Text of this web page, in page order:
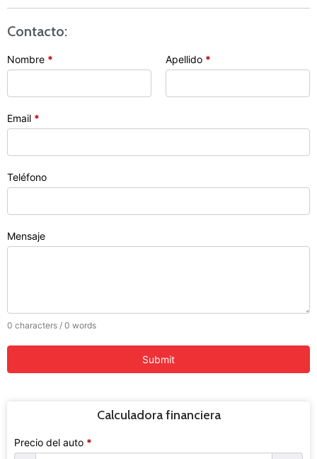
Contacto:
Nombre * Apellido *
Email *
Teléfono
Mensaje
0 characters / 0 words
Submit
Calculadora financiera
Precio del auto *